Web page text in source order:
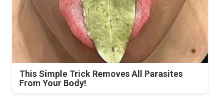
This Simple Trick Removes All Parasites
From Your Body!